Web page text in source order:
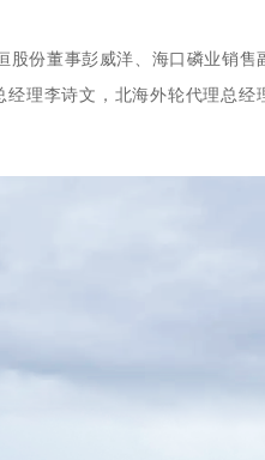
股份董事彭威洋、海口磷业销售
经理李诗文， 北海外轮代理总经